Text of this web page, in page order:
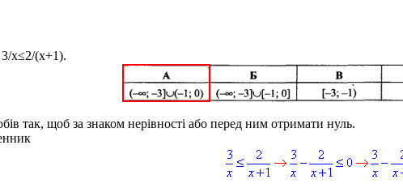
3/x≤2/(x+1).
так, щоб за знаком нерівності або перед ним отримати нуль.